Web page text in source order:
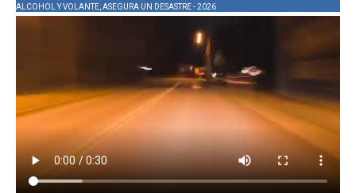
ALCOHOL Y VOLANTE, ASEGURA UN DESASTRE - 2026